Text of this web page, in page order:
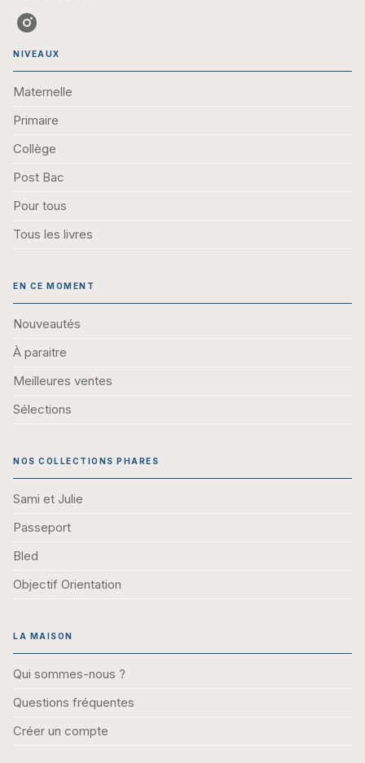
NIVEAUX
Maternelle
Primaire
Collège
Post Bac
Pour tous
Tous les livres
EN CE MOMENT
Nouveautés
À paraitre
Meilleures ventes
Sélections
NOS COLLECTIONS PHARES
Sami et Julie
Passeport
Bled
Objectif Orientation
LA MAISON
Qui sommes-nous ?
Questions fréquentes
Créer un compte